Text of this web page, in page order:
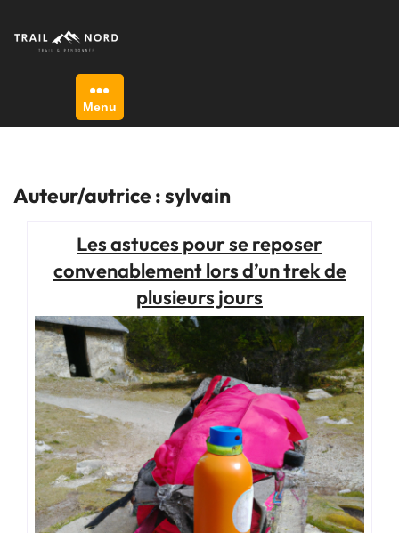
content
Menu
Auteur/autrice :sylvain
Les astuces pour se reposer
convenablement lors d’un trek de
plusieurs jours